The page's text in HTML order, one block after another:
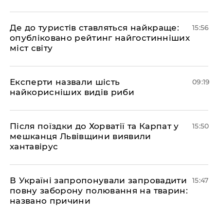
Де до туристів ставляться найкраще:
опубліковано рейтинг найгостинніших
міст світу
15:56
Експерти назвали шість
найкорисніших видів риби
09:19
Після поїздки до Хорватії та Карпат у
мешканця Львівщини виявили
хантавірус
15:50
В Україні запропонували запровадити
повну заборону полювання на тварин:
названо причини
15:47